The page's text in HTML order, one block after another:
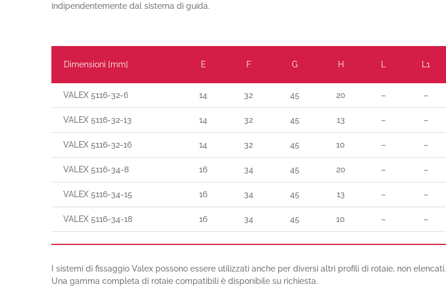
indipendentemente dal sistema di guida.
Dimensioni [mm] E F G H L1
VALEX 5116-32-6 14 32 45 20 – –
VALEX 5116-32-13 14 32 45 13 – –
VALEX 5116-32-16 14 32 45 10 – –
VALEX 5116-34-8 16 34 45 20 – –
VALEX 5116-34-15 16 34 45 13 – –
VALEX 5116-34-18 16 34 45 10 – –
I sistemi di fissaggio Valex possono essere utilizzati anche per diversi altri profili di rotaie, non elencati.
Una gamma completa di rotaie compatibili è disponibile su richiesta.